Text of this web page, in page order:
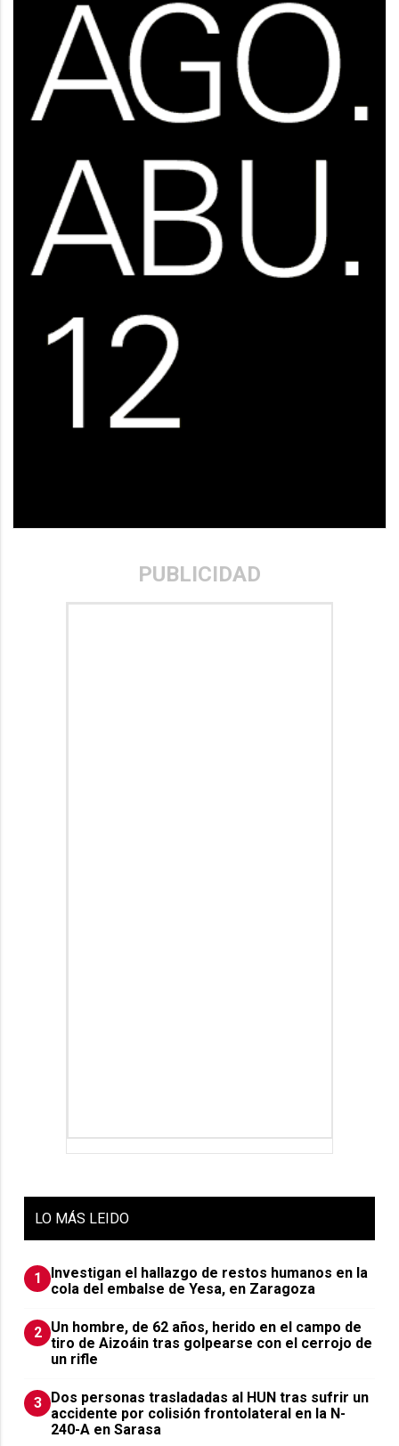
PUBLICIDAD
LO MÁS LEIDO
1
Investigan el hallazgo de restos humanos en la
cola del embalse de Yesa, en Zaragoza
2 Un hombre, de 62 años, herido en el campo de
tiro de Aizoáin tras golpearse con el cerrojo de
un rifle
3 ​Dos personas trasladadas al HUN tras sufrir un
accidente por colisión frontolateral en la N-
240-A en Sarasa